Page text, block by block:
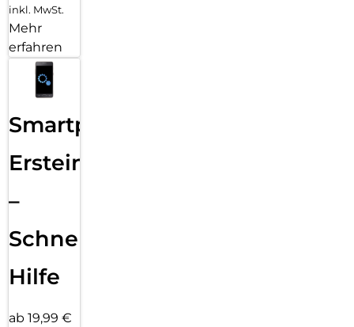
inkl. MwSt.
Mehr
erfahren
Smartphone
Ersteinrichtung
–
Schnelle
Hilfe
ab 19,99 €